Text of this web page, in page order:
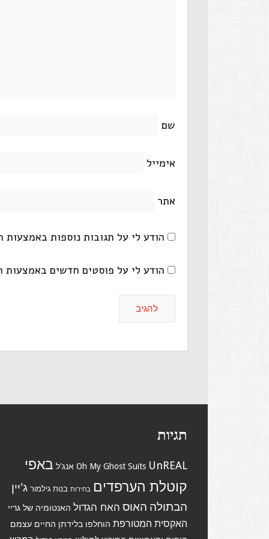
שם
אימייל
אתר
הודע לי על תגובות נוספות באמצעות
הודע לי על פוסטים חדשים באמצעות
תגיות
Oh My Ghost Suits UnREAL אנג'ל באפי
קוטלת הערפדים בחירות בנות גילמור ג'יין
הבתולה האוס האח הגדול האנטומיה של גריי
האקסית המטורפת הוחלפו בלידתן החיים עצמם